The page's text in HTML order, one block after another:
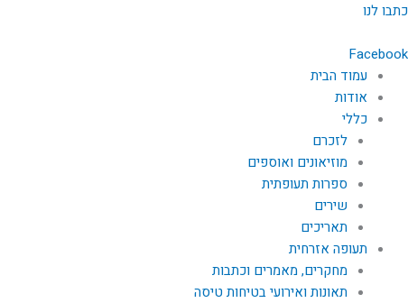
דילוג
כתבו לנו
Facebook
עמוד הבית
אודות
כללי
לזכרם
מוזיאונים ואוספים
ספרות תעופתית
שירים
תאריכים
תעופה אזרחית
מחקרים, מאמרים וכתבות
תאונות ואירועי בטיחות טיסה